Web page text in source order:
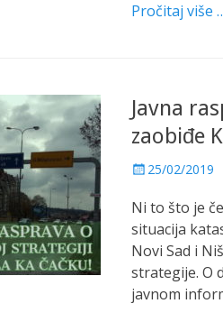
Pročitaj više
Javna
zaobiđe
P
s
t
e
o
n
25/02/2019
Ni to što je
situacija
Novi Sad i
strategije. O
javnom